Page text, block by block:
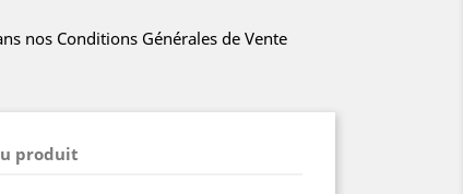
nos Conditions Générales de Vente
produit